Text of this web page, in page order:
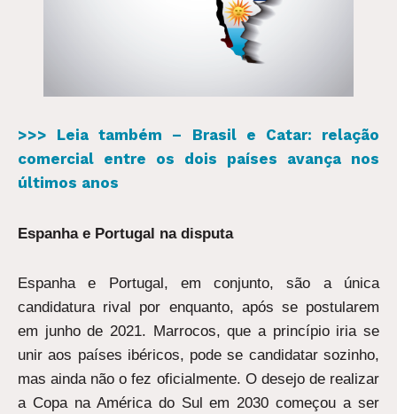
>>> Leia também – Brasil e Catar: relação
comercial entre os dois países avança nos
últimos anos
Espanha e Portugal na disputa
Espanha e Portugal, em conjunto, são a única
candidatura rival por enquanto, após se postularem
em junho de 2021. Marrocos, que a princípio iria se
unir aos países ibéricos, pode se candidatar sozinho,
mas ainda não o fez oficialmente. O desejo de realizar
a Copa na América do Sul em 2030 começou a ser